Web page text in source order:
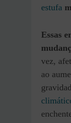
estufa
Essas
vez,
ao